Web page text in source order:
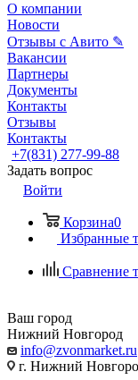
О компании
Новости
Отзывы с Авито ✎
Вакансии
Партнеры
Документы
Контакты
Отзывы
Контакты
+7(831) 277-99-88
Задать вопрос
Войти
Корзина0
Избранные
Сравнение
Ваш город
Нижний Новгород
info@zvonmarket.ru
г. Нижний